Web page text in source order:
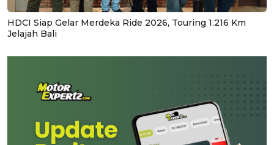
HDCI Siap Gelar Merdeka Ride 2026, Touring 1.216 Km
Jelajah Bali